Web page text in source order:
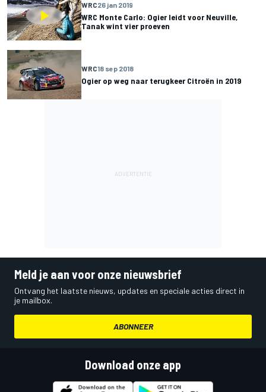
WRC26 jan 2019
WRC Monte Carlo: Ogier leidt voor Neuville,
Tanak wint vier proeven
WRC18 sep 2018
Ogier op weg naar terugkeer Citroën in 2019
Meld je aan voor onze nieuwsbrief
Ontvang het laatste nieuws, updates en speciale acties direct in
je mailbox.
ABONNEER
Download onze app